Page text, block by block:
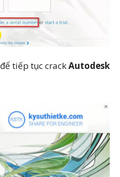
để tiếp tục crackAutodesk